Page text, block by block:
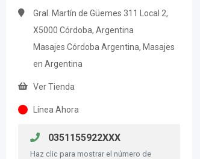
Gral. Martín de Güemes 311 Local 2,
X5000 Córdoba, Argentina
Masajes Córdoba Argentina, Masajes
en Argentina
Ver Tienda
Línea Ahora
0351155922XXX
Haz clic para mostrar el número de